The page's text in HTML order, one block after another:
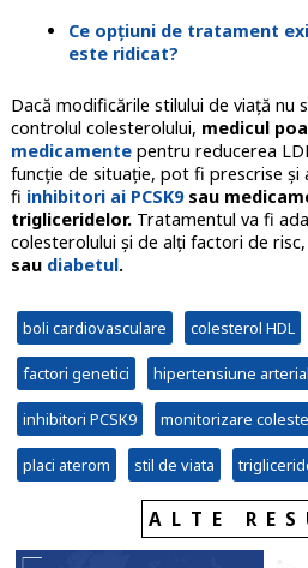
Ce opțiuni de tratament
este ridicat?
Dacă modificările stilului de viață nu
controlul colesterolului, medicul
medicamentepentru reducerea
funcție de situație, pot fi prescrise și
fi inhibitori ai PCSK9sau
trigliceridelor.Tratamentul va fi
colesterolului și de alți factori de
sau diabetul.
boli cardiovasculare colesterol HDL
factori genetici hipertensiune
inhibitori PCSK9 monitorizare
placi aterom stil de viata
ALTE